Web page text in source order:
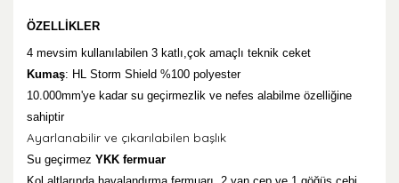
ÖZELLİKLER
4 mevsim kullanılabilen 3 katlı,çok amaçlı teknik ceket
Kumaş: HL Storm Shield %100 polyester
10.000mm'ye kadar su geçirmezlik ve nefes alabilme özelliğine
sahiptir
Ayarlanabilir ve çıkarılabilen başlık
Su geçirmez YKK fermuar